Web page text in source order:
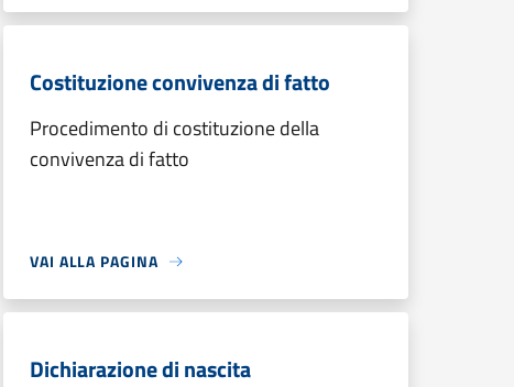
Costituzione convivenza di fatto
Procedimento di costituzione della
convivenza di fatto
VAI ALLA PAGINA
Dichiarazione di nascita